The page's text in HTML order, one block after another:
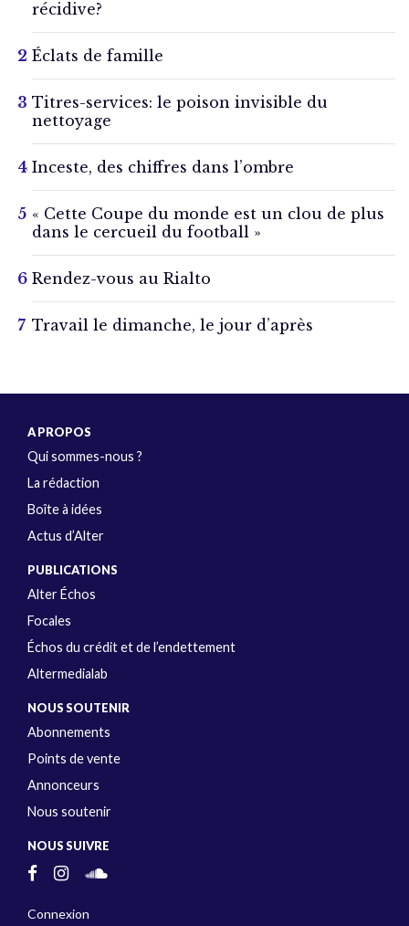
récidive?
Éclats de famille
Titres-services: le poison invisible du
nettoyage
Inceste, des chiffres dans l’ombre
« Cette Coupe du monde est un clou de plus
dans le cercueil du football »
Rendez-vous au Rialto
Travail le dimanche, le jour d’après
A PROPOS
Qui sommes-nous ?
La rédaction
Boîte à idées
Actus d’Alter
PUBLICATIONS
Alter Échos
Focales
Échos du crédit et de l’endettement
Altermedialab
NOUS SOUTENIR
Abonnements
Points de vente
Annonceurs
Nous soutenir
NOUS SUIVRE
Connexion